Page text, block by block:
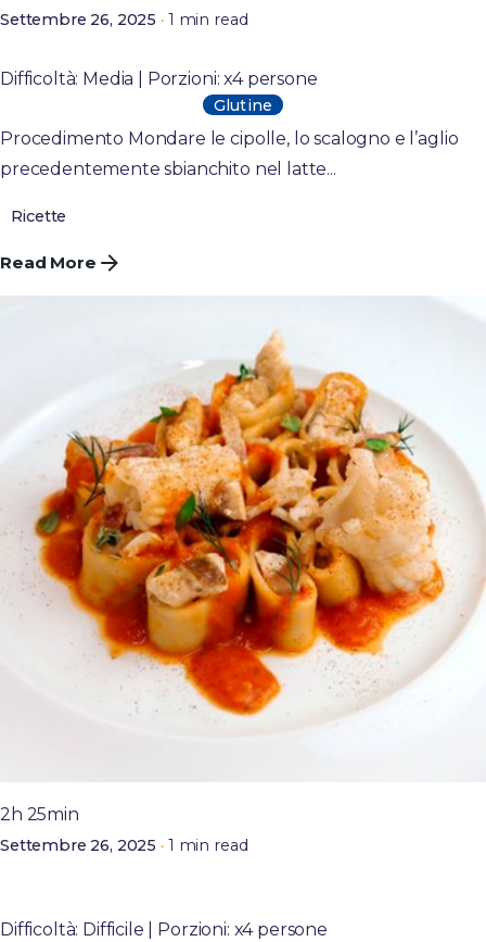
Settembre 26, 2025 1 min read
Difficoltà: Media | Porzioni: x4 persone
Glutine
Procedimento Mondare le cipolle, lo scalogno e l’aglio
precedentemente sbianchito nel latte...
Ricette
Read More
2h 25min
Settembre 26, 2025 1 min read
Difficoltà: Difficile | Porzioni: x4 persone